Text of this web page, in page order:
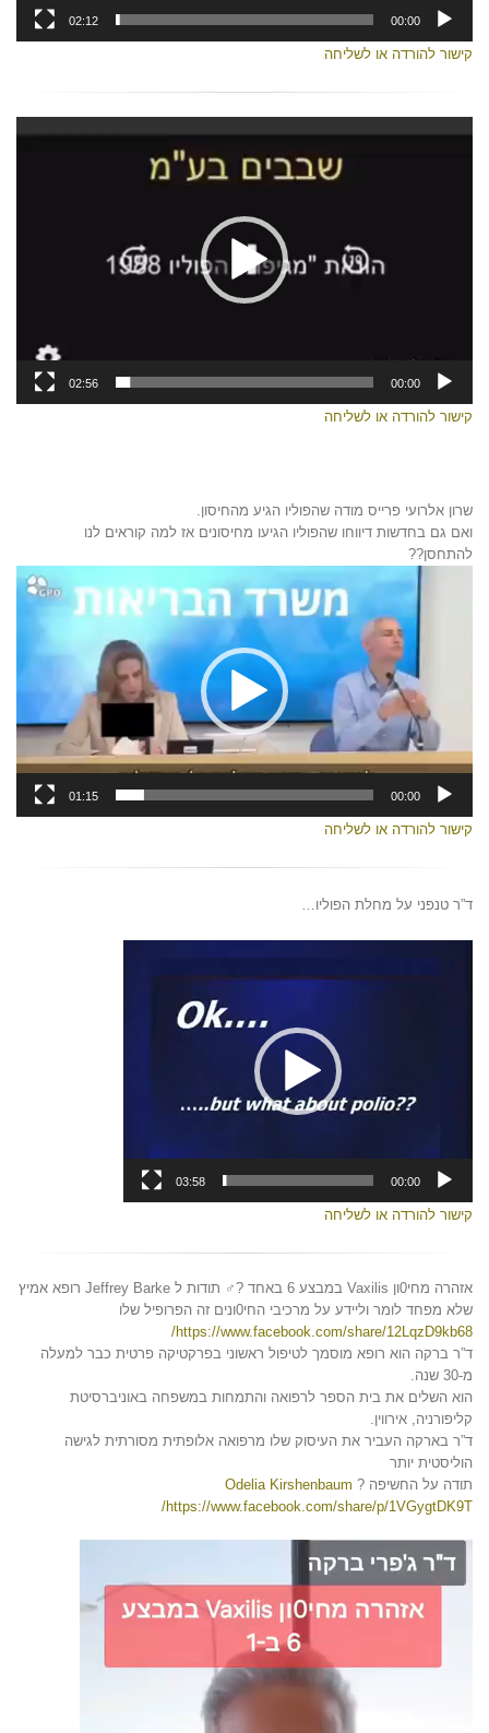
00:00
02:12
קישור להורדה או לשליחה
00:00
02:56
קישור להורדה או לשליחה
שרון אלרועי פרייס מודה שהפוליו הגיע מהחיסון.
ואם גם בחדשות דיווחו שהפוליו הגיעו מחיסונים אז למה קוראים לנו
להתחסן??
00:00
01:15
קישור להורדה או לשליחה
ד”ר טנפני על מחלת הפוליו…
00:00
03:58
קישור להורדה או לשליחה
אזהרה מחי0ון Vaxilis במבצע 6 באחד ?‍♂️ תודות ל Jeffrey Barke רופא אמיץ
שלא מפחד לומר וליידע על מרכיבי החי0ונים זה הפרופיל שלו
https://www.facebook.com/share/12LqzD9kb68/
ד”ר ברקה הוא רופא מוסמך לטיפול ראשוני בפרקטיקה פרטית כבר למעלה
מ-30 שנה.
הוא השלים את בית הספר לרפואה והתמחות במשפחה באוניברסיטת
קליפורניה, אירווין.
ד”ר בארקה העביר את העיסוק שלו מרפואה אלופתית מסורתית לגישה
הוליסטית יותר
תודה על החשיפה
Odelia Kirshenbaum ?
https://www.facebook.com/share/p/1VGygtDK9T/
נגן
וידאו